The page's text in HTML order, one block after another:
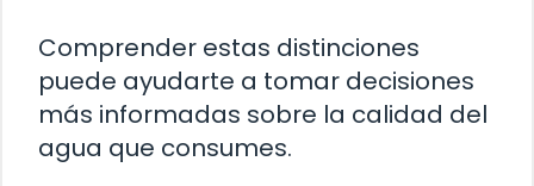
Comprender estas distinciones
puede ayudarte a tomar decisiones
más informadas sobre la calidad del
agua que consumes.